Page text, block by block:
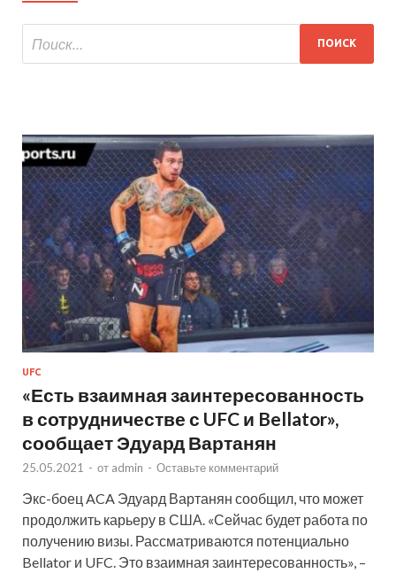
UFC
«Есть взаимная заинтересованность
в сотрудничестве с UFC и Bellator»,
сообщает Эдуард Вартанян
25.05.2021 - от admin - Оставьте комментарий
Экс-боец ACA Эдуард Вартанян сообщил, что может
продолжить карьеру в США. «Сейчас будет работа по
получению визы. Рассматриваются потенциально
Bellator и UFC. Это взаимная заинтересованность», –